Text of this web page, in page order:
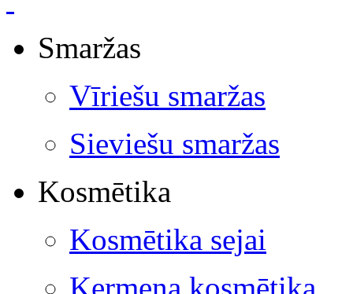
Smaržas
Vīriešu smaržas
Sieviešu smaržas
Kosmētika
Kosmētika sejai